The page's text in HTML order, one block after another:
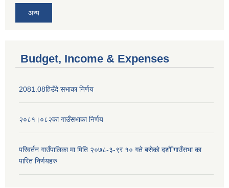
अन्य
Budget, Income & Expenses
2081.08हिउँदे सभाका निर्णय
२०८१।०८२का गाउँसभाका निर्णय
परिवर्तन गाउँपालिका मा मिति २०७८-३-९र १० गते बसेकाे दशौँ गाउँसभा का
पारित निर्णयहरु